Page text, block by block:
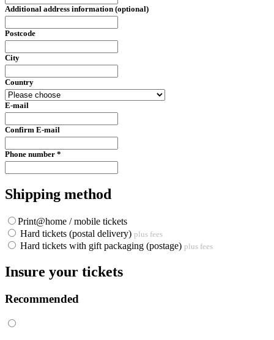
Additional address information (optional)
Postcode
City
Country
E-mail
Confirm E-mail
Phone number *
Shipping method
Print@home / mobile tickets
Hard tickets (postal delivery) plus fees
Hard tickets with gift packaging (postage) plus fees
Insure your tickets
Recommended